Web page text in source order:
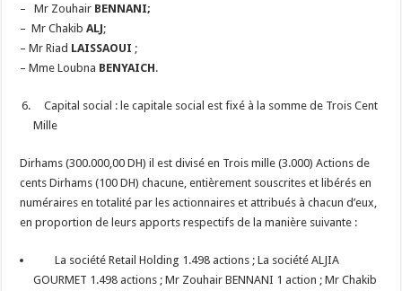
–Mr Zouhair BENNANI;
– Mr ChakibALJ;
– Mr Riad LAISSAOUI ;
– Mme Loubna BENYAICH.
Capital social : le capitale social est fixé à la somme de Trois Cent
Mille
Dirhams (300.000,00 DH) il est divisé en Trois mille (3.000) Actions de
cents Dirhams (100 DH) chacune, entièrement souscrites et libérés en
numéraires en totalité par les actionnaires et attribués à chacun d’eux,
en proportion de leurs apports respectifs de la manière suivante :
La société Retail Holding 1.498 actions ; La société ALJIA
GOURMET 1.498 actions ; Mr Zouhair BENNANI 1 action ; Mr Chakib